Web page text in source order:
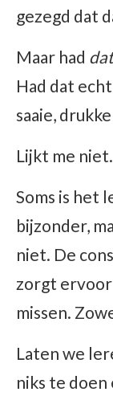
gezegd dat
Maar had dat
Had dat
saaie,
Lijkt me niet.
Soms is het
bijzonder,
niet. De
zorgt
missen.
Laten we
niks te doen